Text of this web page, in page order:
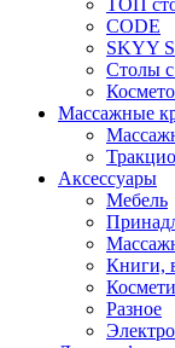
CODE
SKYY
Столы
Массажные
Аксессуары
Мебель
Книги,
Разное